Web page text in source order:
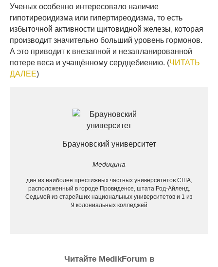
Ученых особенно интересовало наличие
гипотиреоидизма или гипертиреодизма, то есть
избыточной активности щитовидной железы, которая
производит значительно больший уровень гормонов.
А это приводит к внезапной и незапланированной
потере веса и учащённому сердцебиению. (ЧИТАТЬ
ДАЛЕЕ)
Брауновский университет
Медицина
дин из наиболее престижных частных университетов США,
расположенный в городе Провиденсе, штата Род-Айленд.
Седьмой из старейших национальных университетов и 1 из
9 колониальных колледжей
Читайте MedikForum в